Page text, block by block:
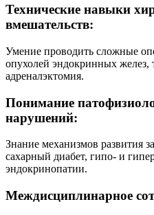
Технические навыки
вмешательств:
Умение проводить сложные
опухолей эндокринных желез,
адреналэктомия.
Понимание
нарушений:
Знание механизмов развития
сахарный диабет, гипо- и
эндокринопатии.
Междисциплинарное